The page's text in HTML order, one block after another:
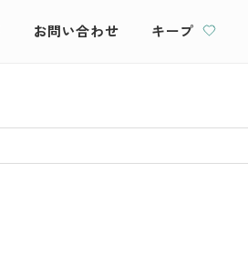
お問い合わせ キープ